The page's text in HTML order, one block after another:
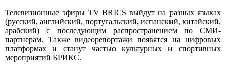
Телевизионные эфиры TV BRICS выйдут на разных языках
(русский, английский, португальский, испанский, китайский,
арабский) с последующим распространением по СМИ-
партнерам. Также видеорепортажи появятся на цифровых
платформах и станут частью культурных и спортивных
мероприятий БРИКС.